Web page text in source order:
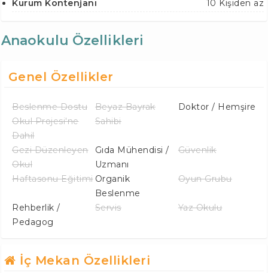
Kurum Kontenjanı
10 Kişiden az
Anaokulu Özellikleri
Genel Özellikler
Beslenme Dostu
Okul Projesi'ne
Dahil
Beyaz Bayrak
Sahibi
Doktor / Hemşire
Gezi Düzenleyen
Okul
Gıda Mühendisi /
Uzmanı
Güvenlik
Haftasonu Eğitimi Organik
Beslenme
Oyun Grubu
Rehberlik /
Pedagog
Servis Yaz Okulu
İç Mekan Özellikleri